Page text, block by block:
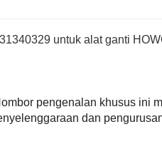
untuk alat ganti
pengenalan khusus ini
dan